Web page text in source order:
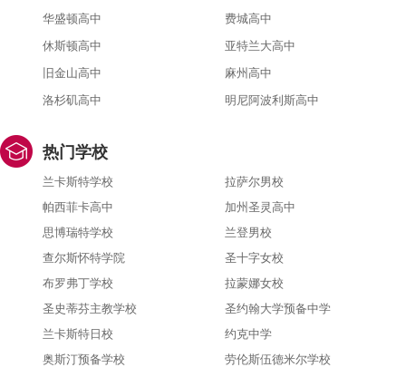
华盛顿高中
费城高中
休斯顿高中
亚特兰大高中
旧金山高中
麻州高中
洛杉矶高中
明尼阿波利斯高中
热门学校
兰卡斯特学校
拉萨尔男校
帕西菲卡高中
加州圣灵高中
思博瑞特学校
兰登男校
查尔斯怀特学院
圣十字女校
布罗弗丁学校
拉蒙娜女校
圣史蒂芬主教学校
圣约翰大学预备中学
兰卡斯特日校
约克中学
奥斯汀预备学校
劳伦斯伍德米尔学校